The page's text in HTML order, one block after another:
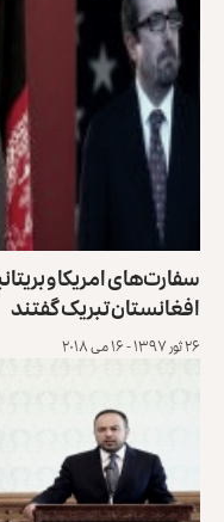
سفارت‌های امریکا و
افغانستان تبریک گفتند
۲۶ ثور ۱۳۹۷ - ۱۶ می ۲۰۱۸